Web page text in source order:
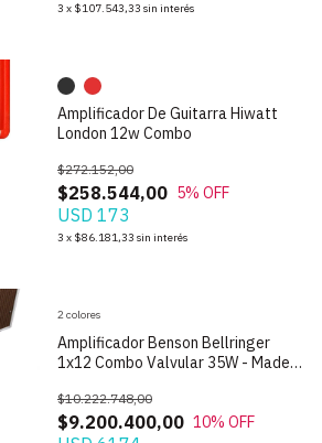
3 x $107.543,33 sin interés
Amplificador De Guitarra Hiwatt
London 12w Combo
$258.544,00
$272.152,00
5% OFF
USD 173
3 x $86.181,33 sin interés
Amplificador Benson Bellringer
1x12 Combo Valvular 35W - Made in
$9.200.400,00
$10.222.748,00
10% OFF
2 colores